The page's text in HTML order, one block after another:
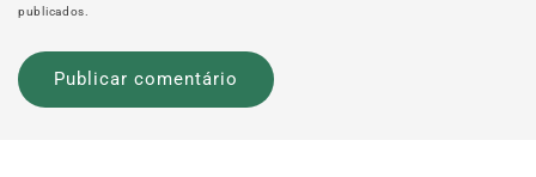
publicados.